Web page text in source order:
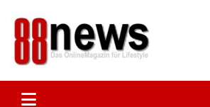
content